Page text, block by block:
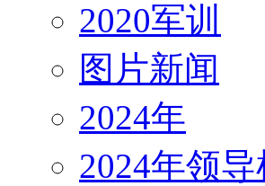
2020军训
图片新闻
2024年
2024年领